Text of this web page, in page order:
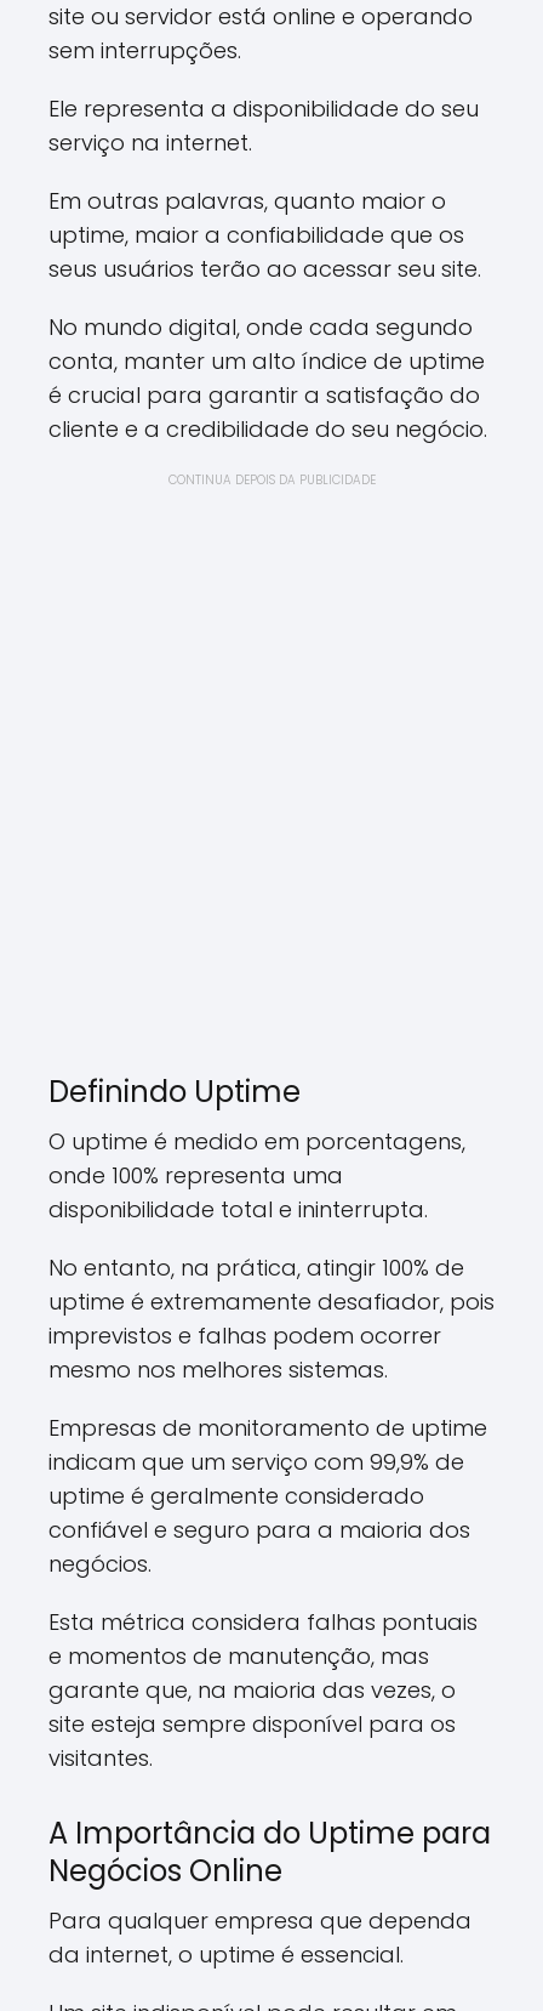
site ou servidor está online e operando
sem interrupções.
Ele representa a disponibilidade do seu
serviço na internet.
Em outras palavras, quanto maior o
uptime, maior a confiabilidade que os
seus usuários terão ao acessar seu site.
No mundo digital, onde cada segundo
conta, manter um alto índice de uptime
é crucial para garantir a satisfação do
cliente e a credibilidade do seu negócio.
CONTINUA DEPOIS DA PUBLICIDADE
Definindo Uptime
O uptime é medido em porcentagens,
onde 100% representa uma
disponibilidade total e ininterrupta.
No entanto, na prática, atingir 100% de
uptime é extremamente desafiador, pois
imprevistos e falhas podem ocorrer
mesmo nos melhores sistemas.
Empresas de monitoramento de uptime
indicam que um serviço com 99,9% de
uptime é geralmente considerado
confiável e seguro para a maioria dos
negócios.
Esta métrica considera falhas pontuais
e momentos de manutenção, mas
garante que, na maioria das vezes, o
site esteja sempre disponível para os
visitantes.
A Importância do Uptime para
Negócios Online
Para qualquer empresa que dependa
da internet, o uptime é essencial.